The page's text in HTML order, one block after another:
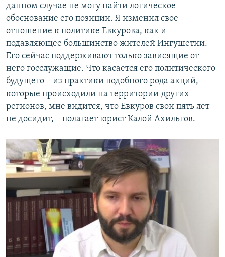
данном случае не могу найти логическое
обоснование его позиции. Я изменил свое
отношение к политике Евкурова, как и
подавляющее большинство жителей Ингушетии.
Его сейчас поддерживают только зависящие от
него госслужащие. Что касается его политического
будущего – из практики подобного рода акций,
которые происходили на территории других
регионов, мне видится, что Евкуров свои пять лет
не досидит, – полагает юрист Калой Ахильгов.